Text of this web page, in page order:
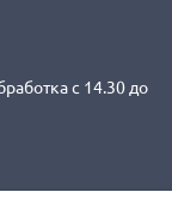
с 14.30 до